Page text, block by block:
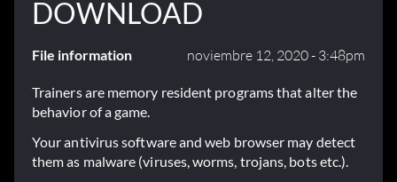
DOWNLOAD
File information noviembre 12, 2020 - 3:48pm
Trainers are memory resident programs that alter the
behavior of a game.
Your antivirus software and web browser may detect
them as malware (viruses, worms, trojans, bots etc.).